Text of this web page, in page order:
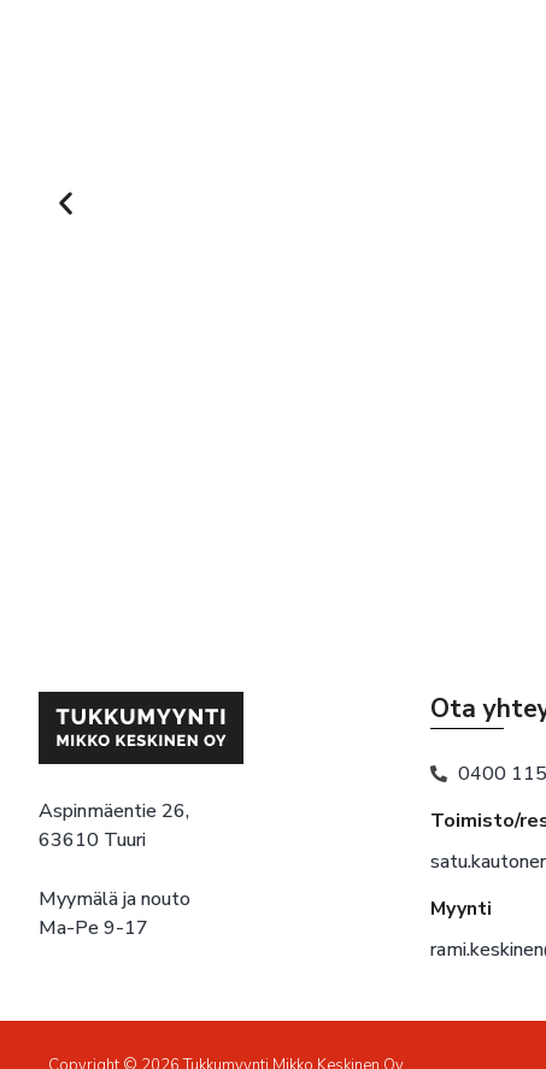
Aspinmäentie 26,
63610 Tuuri
Myymälä ja nouto
Ma-Pe 9-17
Ota
0400
Toimisto/
Myynti